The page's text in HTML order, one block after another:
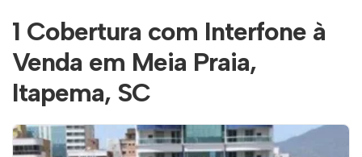
1 Cobertura com Interfone à
Venda em Meia Praia,
Itapema, SC